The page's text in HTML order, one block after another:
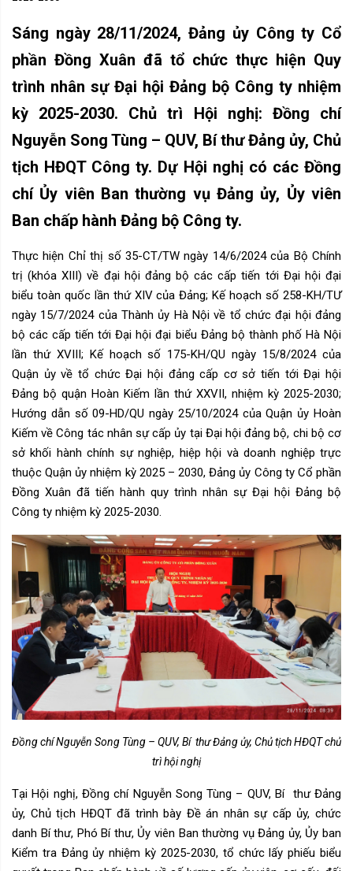
Sáng ngày 28/11/2024, Đảng ủy Công ty Cổ
phần Đồng Xuân đã tổ chức thực hiện Quy
trình nhân sự Đại hội Đảng bộ Công ty nhiệm
kỳ 2025-2030. Chủ trì Hội nghị: Đồng chí
Nguyễn Song Tùng – QUV, Bí thư Đảng ủy, Chủ
tịch HĐQT Công ty. Dự Hội nghị có các Đồng
chí Ủy viên Ban thường vụ Đảng ủy, Ủy viên
Ban chấp hành Đảng bộ Công ty.
Thực hiện Chỉ thị số 35-CT/TW ngày 14/6/2024 của Bộ Chính
trị (khóa XIII) về đại hội đảng bộ các cấp tiến tới Đại hội đại
biểu toàn quốc lần thứ XIV của Đảng; Kế hoạch số 258-KH/TƯ
ngày 15/7/2024 của Thành ủy Hà Nội về tổ chức đại hội đảng
bộ các cấp tiến tới Đại hội đại biểu Đảng bộ thành phố Hà Nội
lần thứ XVIII; Kế hoạch số 175-KH/QU ngày 15/8/2024 của
Quận ủy về tổ chức Đại hội đảng cấp cơ sở tiến tới Đại hội
Đảng bộ quận Hoàn Kiếm lần thứ XXVII, nhiệm kỳ 2025-2030;
Hướng dẫn số 09-HD/QU ngày 25/10/2024 của Quận ủy Hoàn
Kiếm vềCông tác nhân sự cấp ủy tại Đại hội đảng bộ, chi bộ cơ
sở khối hành chính sự nghiệp, hiệp hội và doanh nghiệp trực
thuộc Quận ủy nhiệm kỳ 2025 – 2030, Đảng ủy Công ty Cổ phần
Đồng Xuân đã tiến hành quy trình nhân sự Đại hội Đảng bộ
Công ty nhiệm kỳ 2025-2030.
Đồng chí Nguyễn Song Tùng – QUV, Bí thư Đảng ủy, Chủ tịch HĐQT chủ
trì hội nghị
Tại Hội nghị, Đồng chí Nguyễn Song Tùng – QUV, Bí
thư Đảng
ủy, Chủ tịch HĐQT đã trình bày Đề án nhân sự cấp ủy, chức
danh Bí thư, Phó Bí thư, Ủy viên Ban thường vụ Đảng ủy, Ủy ban
Kiểm tra Đảng ủy nhiệm kỳ 2025-2030, tổ chức lấy phiếu biểu